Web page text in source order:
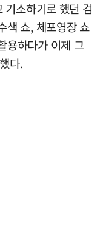
소하기로 했던 검
색 쇼, 체포영장 쇼
용하다가 이제 그
다.